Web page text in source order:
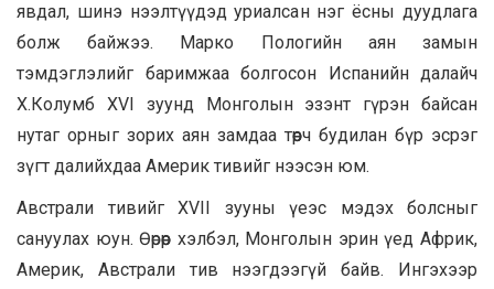
явдал, шинэ нээлтүүдэд уриалсан нэг ёсны дуудлага
болж байжээ. Марко Пологийн аян замын
тэмдэглэлийг баримжаа болгосон Испанийн далайч
Х.Колумб XVI зуунд Монголын эзэнт гүрэн байсан
нутаг орныг зорих аян замдаа төөрч будилан бүр эсрэг
зүгт далийхдаа Америк тивийг нээсэн юм.
Австрали тивийг XVII зууны үеэс мэдэх болсныг
сануулах юун. Өөрөөр хэлбэл, Монголын эрин үед Африк,
Америк, Австрали тив нээгдээгүй байв. Ингэхээр